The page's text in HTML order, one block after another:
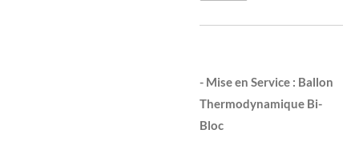
- Mise en Service : Ballon
Thermodynamique Bi-
Bloc